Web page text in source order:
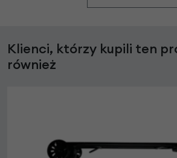
Klienci, którzy kupili ten
również